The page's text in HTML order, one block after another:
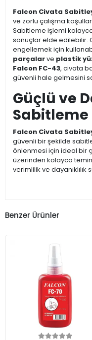
Falcon Civata
ve zorlu çalışma
Sabitleme işlemi kolayca
sonuçlar elde edilebilir.
engellemek için
parçalarve plastik
Falcon FC-43, civata
güvenli hale gelmesini
Güçlü ve
Sabitleme
Falcon Civata
güvenli bir şekilde
önlenmesi için ideal bir
üzerinden kolayca
verimlilik ve dayanıklılık
Benzer Ürünler